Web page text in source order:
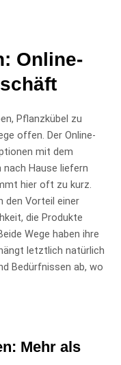
Online-
Pflanzkübel zu
offen. Der Online-
mit dem
Hause liefern
hier oft zu kurz.
den Vorteil einer
die Produkte
Wege haben ihre
letztlich natürlich
Bedürfnissen ab, wo
Mehr als